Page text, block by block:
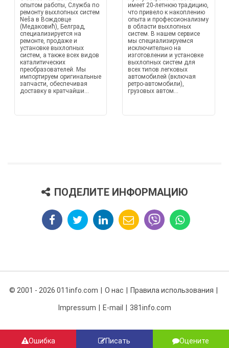
опытом работы, Служба по
ремонту выхлопных систем
Neša в Вождовце
(Медаковић), Белград,
специализируется на
ремонте, продаже и
установке выхлопных
систем, а также всех видов
каталитических
преобразователей. Мы
импортируем оригинальные
запчасти, обеспечивая
доставку в кратчайши...
имеет 20-летнюю традицию,
что привело к накоплению
опыта и профессионализму
в области выхлопных
систем. В нашем сервисе
мы специализируемся
исключительно на
изготовлении и установке
выхлопных систем для
всех типов легковых
автомобилей (включая
ретро-автомобили),
грузовых автом...
ПОДЕЛИТЕ ИНФОРМАЦИЮ
Ошибка Писать Оцените
© 2001 - 2026 011info.com О нас Правила использования
Impressum E-mail 381info.com